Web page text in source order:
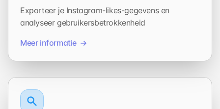
Exporteer je Instagram-likes-gegevens en
analyseer gebruikersbetrokkenheid
Meer informatie